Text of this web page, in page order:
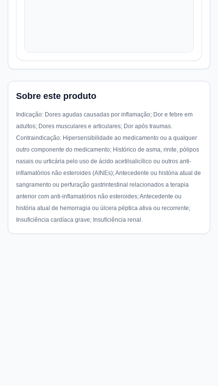
Sobre este produto
Indicação: Dores agudas causadas por inflamação; Dor e febre em
adultos; Dores musculares e articulares; Dor após traumas.
Contraindicação: Hipersensibilidade ao medicamento ou a qualquer
outro componente do medicamento; Histórico de asma, rinite, pólipos
nasais ou urticária pelo uso de ácido acetilsalicílico ou outros anti-
inflamatórios não esteroides (AINEs); Antecedente ou história atual de
sangramento ou perfuração gastrintestinal relacionados a terapia
anterior com anti-inflamatórios não esteroides; Antecedente ou
história atual de hemorragia ou úlcera péptica ativa ou recorrente;
Insuficiência cardíaca grave; Insuficiência renal.